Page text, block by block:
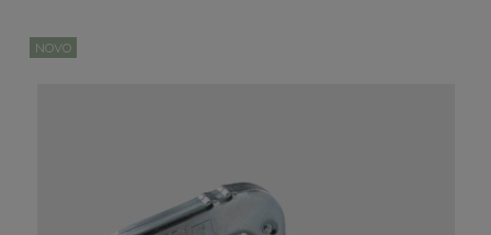
NOVO